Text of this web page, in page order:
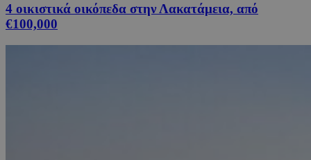
4 οικιστικά οικόπεδα στην Λακατάμεια, από
€100,000